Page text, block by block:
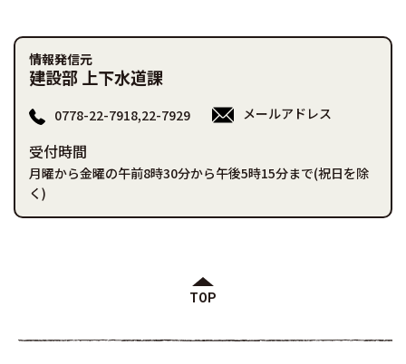
情報発信元
建設部 上下水道課
0778-22-7918,22-7929 メールアドレス
受付時間
月曜から金曜の午前8時30分から午後5時15分まで(祝日を除
く)
TOP